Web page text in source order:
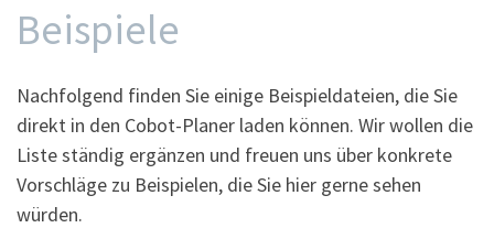
Beispiele
Nachfolgend finden Sie einige Beispieldateien, die Sie
direkt in den Cobot-Planer laden können. Wir wollen die
Liste ständig ergänzen und freuen uns über konkrete
Vorschläge zu Beispielen, die Sie hier gerne sehen
würden.